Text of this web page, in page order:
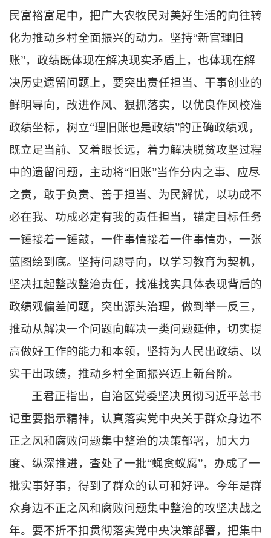
民富裕富足中，把广大农牧民对美好生活的向往转
化为推动乡村全面振兴的动力。 坚持“新官理旧
账”， 政绩既体现在解决现实矛盾上，也体现在解
决历史遗留问题上，要突出责任担当、干事创业的
鲜明导向，改进作风、狠抓落实，以优良作风校准
政绩坐标，树立“理旧账也是政绩”的正确政绩观，
既立足当前、又着眼长远，着力解决脱贫攻坚过程
中的遗留问题，主动将“旧账”当作分内之事、应尽
之责，敢于负责、善于担当、为民解忧，以功成不
必在我、功成必定有我的责任担当，锚定目标任务
一锤接着一锤敲，一件事情接着一件事情办，一张
蓝图绘到底。 坚持问题导向， 以学习教育为契机，
坚决扛起整改整治责任，找准找实具体表现背后的
政绩观偏差问题，突出源头治理，做到举一反三，
推动从解决一个问题向解决一类问题延伸，切实提
高做好工作的能力和本领，坚持为人民出政绩、以
实干出政绩，推动乡村全面振兴迈上新台阶。
王君正指出，
自治区党委坚决贯彻习近平总书
记重要指示精神，认真落实党中央关于群众身边不
正之风和腐败问题集中整治的决策部署，加大力
度、纵深推进，查处了一批“蝇贪蚁腐”，办成了一
批实事好事，得到了群众的认可和好评。今年是群
众身边不正之风和腐败问题集中整治的攻坚决战之
年。 要不折不扣贯彻落实党中央决策部署， 把集中